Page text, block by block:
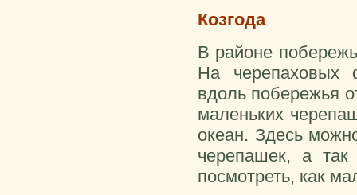
Козгода
В районе
На черепаховых
вдоль побережья
маленьких
океан. Здесь
черепашек, а так
посмотреть, как